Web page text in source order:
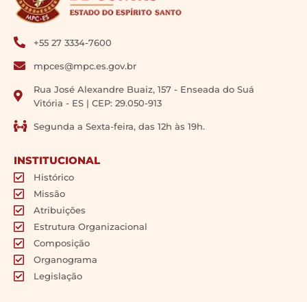
+55 27 3334-7600
mpces@mpc.es.gov.br
Rua José Alexandre Buaiz, 157 - Enseada do Suá
Vitória - ES | CEP: 29.050-913
Segunda a Sexta-feira, das 12h às 19h.
INSTITUCIONAL
Histórico
Missão
Atribuições
Estrutura Organizacional
Composição
Organograma
Legislação